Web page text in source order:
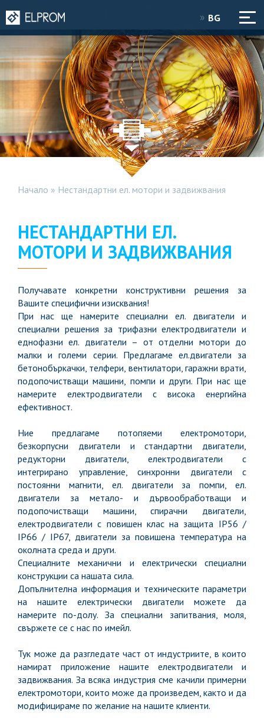
BG
Начало » Нестандартни ел. мотори и задвижвания
НЕСТАНДАРТНИ ЕЛ.
МОТОРИ И ЗАДВИЖВАНИЯ
Получавате конкретни конструктивни решения за
Вашите специфични изисквания!
При нас ще намерите специални ел. двигатели и
специални решения за трифазни електродвигатели и
еднофазни ел. двигатели – от отделни мотори до
малки и големи серии. Предлагаме ел.двигатели за
бетонобъркачки, телфери, вентилатори, гаражни врати,
подопочистващи машини, помпи и други. При нас ще
намерите електродвигатели с висока енергийна
ефективност.
Ние предлагаме потопяеми електромотори,
безкорпусни двигатели и стандартни двигатели,
редукторни двигатели, електродвигатели с
интегрирано управление, синхронни двигатели с
постоянни магнити, ел. двигатели за помпи, ел.
двигатели за метало- и дървообработващи и
подопочистващи машини, спирачни двигатели,
електродвигатели с повишен клас на защита IP56 /
IP66 / IP67, двигатели за повишена температура на
околната среда и други.
Специалните механични и електрически специални
конструкции са нашата сила.
Допълнителна информация и техническите параметри
на нашите електрически двигатели можете да
намерите по-долу. За специални запитвания, моля,
свържете се с нас по имейл.
Тук може да разгледате част от индустриите, в които
намират приложение нашите електродвигатели и
задвижвания. За всяка индустрия сме качили примерни
електромотори, които може да произведем, както и да
модифицираме по желание на нашите клиенти.